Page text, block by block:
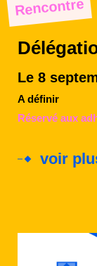
Rencontre
Le 8
A définir
Réservé aux
voir